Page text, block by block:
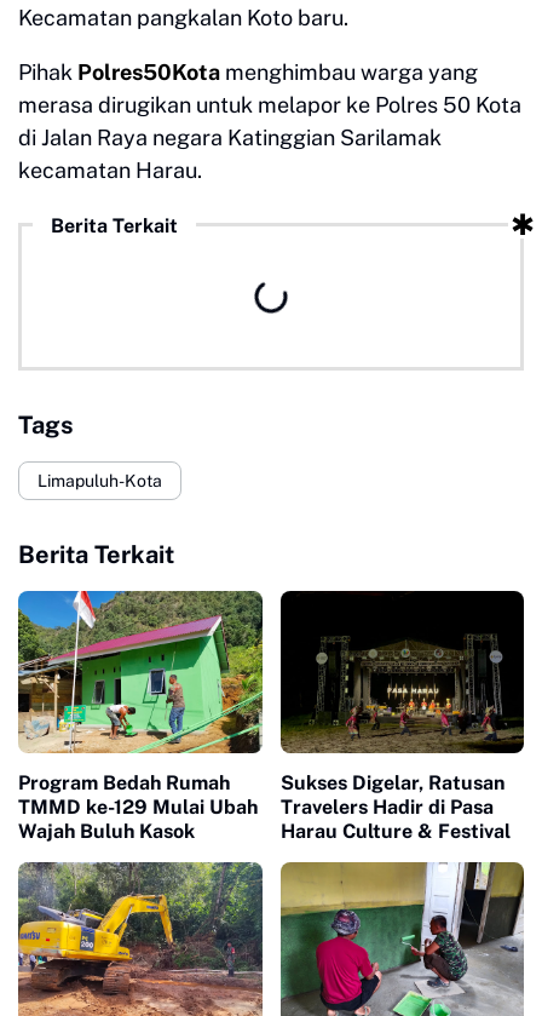
Kecamatan pangkalan Koto baru.
Pihak Polres50Kota menghimbau warga yang
merasa dirugikan untuk melapor ke Polres 50 Kota
di Jalan Raya negara Katinggian Sarilamak
kecamatan Harau.
Berita Terkait
Tags
Limapuluh-Kota
Berita Terkait
Program Bedah Rumah
TMMD ke-129 Mulai Ubah
Wajah Buluh Kasok
Sukses Digelar, Ratusan
Travelers Hadir di Pasa
Harau Culture & Festival